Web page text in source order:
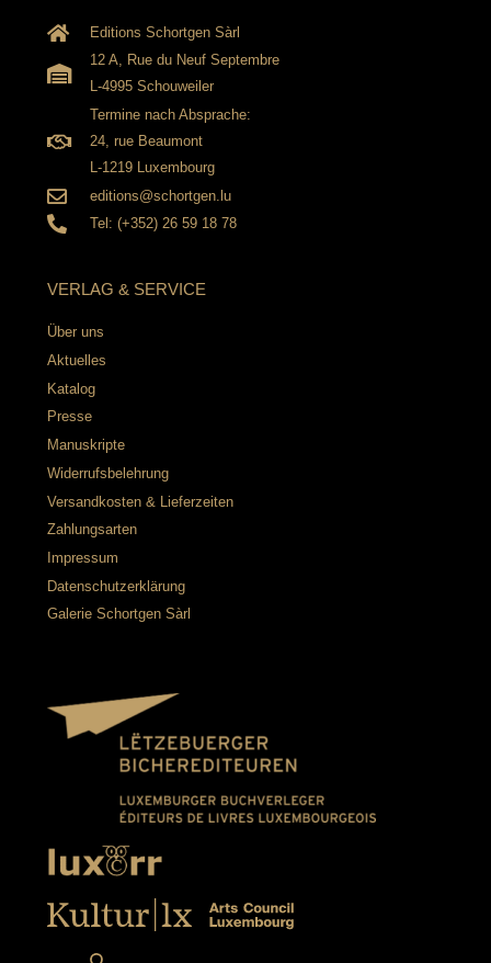
Editions Schortgen Sàrl
12 A, Rue du Neuf Septembre
L-4995 Schouweiler
Termine nach Absprache:
24, rue Beaumont
L-1219 Luxembourg
editions@schortgen.lu
Tel: (+352) 26 59 18 78
VERLAG & SERVICE
Über uns
Aktuelles
Katalog
Presse
Manuskripte
Widerrufsbelehrung
Versandkosten & Lieferzeiten
Zahlungsarten
Impressum
Datenschutzerklärung
Galerie Schortgen Sàrl